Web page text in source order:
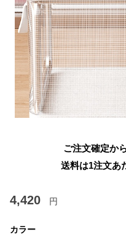
ご注文確定か
送料は1注文あ
4,420 円
カラー